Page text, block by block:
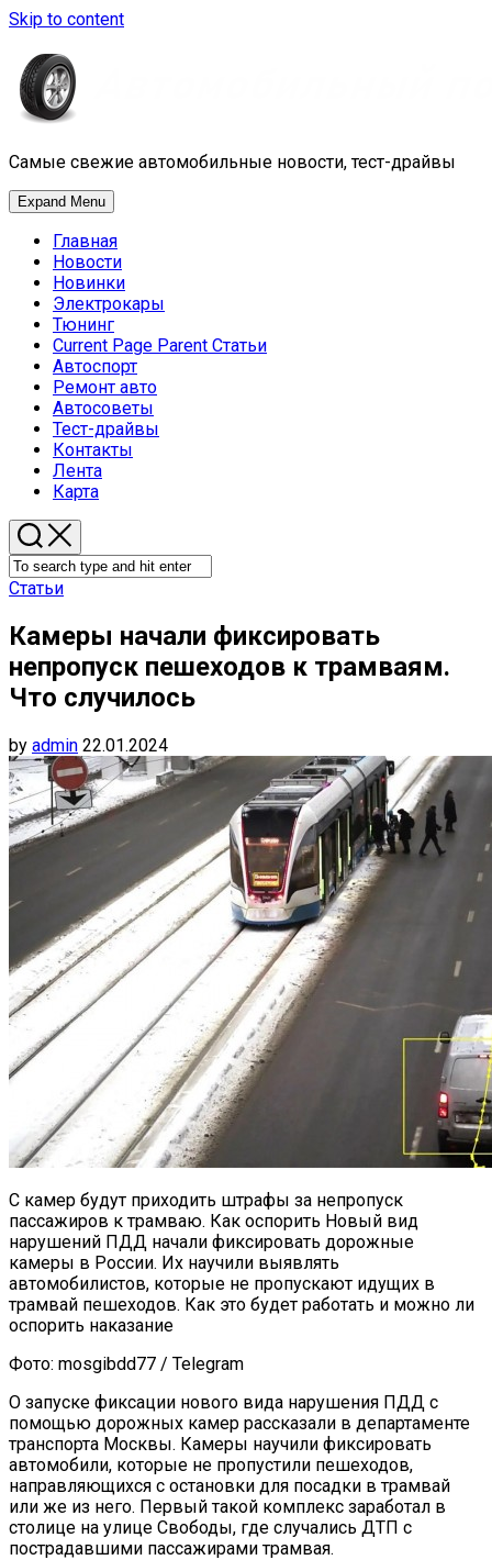
Skip to content
Самые свежие автомобильные новости, тест-драйвы
Expand Menu
Главная
Новости
Новинки
Электрокары
Тюнинг
Current Page Parent Статьи
Автоспорт
Ремонт авто
Автосоветы
Тест-драйвы
Контакты
Лента
Карта
Статьи
Камеры начали фиксировать
непропуск пешеходов к трамваям.
Что случилось
by admin 22.01.2024
С камер будут приходить штрафы за непропуск
пассажиров к трамваю. Как оспорить Новый вид
нарушений ПДД начали фиксировать дорожные
камеры в России. Их научили выявлять
автомобилистов, которые не пропускают идущих в
трамвай пешеходов. Как это будет работать и можно ли
оспорить наказание
Фото: mosgibdd77 / Telegram
О запуске фиксации нового вида нарушения ПДД с
помощью дорожных камер рассказали в департаменте
транспорта Москвы. Камеры научили фиксировать
автомобили, которые не пропустили пешеходов,
направляющихся с остановки для посадки в трамвай
или же из него. Первый такой комплекс заработал в
столице на улице Свободы, где случались ДТП с
пострадавшими пассажирами трамвая.